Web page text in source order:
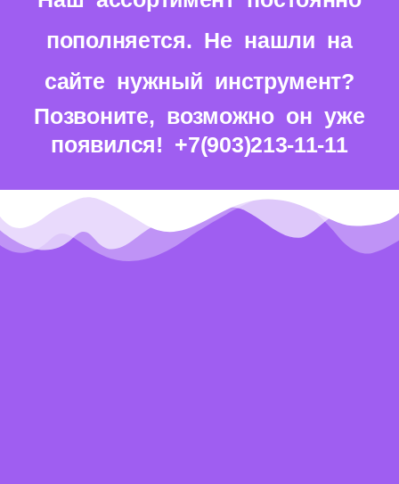
пополняется. Не нашли на
сайте нужный инструмент?
Позвоните, возможно он уже
появился! +7(903)213-11-11